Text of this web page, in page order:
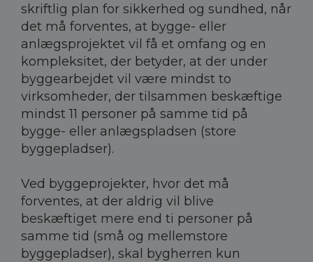
skriftlig plan for sikkerhed og sundhed, når
det må forventes, at bygge- eller
anlægsprojektet vil få et omfang og en
kompleksitet, der betyder, at der under
byggearbejdet vil være mindst to
virksomheder, der tilsammen beskæftige
mindst 11 personer på samme tid på
bygge- eller anlægspladsen (store
byggepladser).
Ved byggeprojekter, hvor det må
forventes, at der aldrig vil blive
beskæftiget mere end ti personer på
samme tid (små og mellemstore
byggepladser), skal bygherren kun